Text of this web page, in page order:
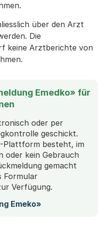
über den Arzt
Die
keine Arztberichte von
Emedko» für
oder per
geschickt.
Plattform besteht, im
oder kein Gebrauch
gemacht
Formular
Verfügung.
Emeko»